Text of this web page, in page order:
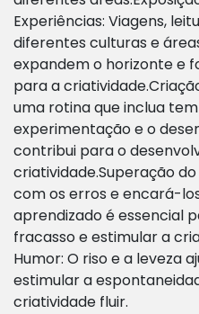
Experiências: Viagens,
diferentes culturas e
expandem o horizonte e
para a
uma rotina que inclua
experimentação e o
contribui para o
criatividade.Superação
com os erros e encará-
aprendizado é essencial
fracasso e estimular a
Humor: O riso e a leveza
estimular a
criatividade fluir.